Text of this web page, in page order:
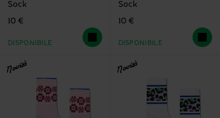
Sock
10 €
DISPONIBILE
Sock
10 €
DISPONIBILE
Novità Novità